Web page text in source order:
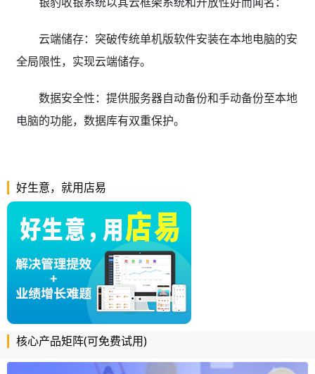
云端储存：突破传统单机版软件安装在本地电脑的安
全局限性，实现云端储存。
数据安全性：提供服务器自动备份和手动备份至本地
电脑的功能，数据库有双重保护。
好生意，就用店易
核心产品矩阵(可免费试用)